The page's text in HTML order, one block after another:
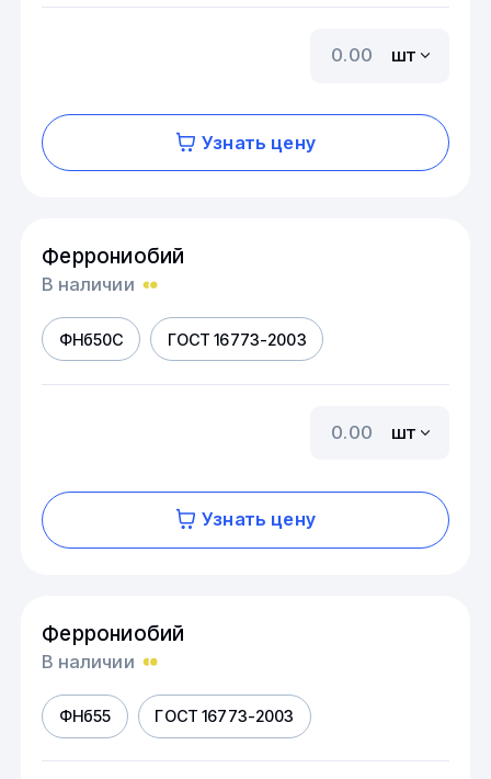
шт
Узнать цену
Феррониобий
В наличии
ФНб50С ГОСТ 16773-2003
шт
Узнать цену
Феррониобий
В наличии
ФНб55 ГОСТ 16773-2003